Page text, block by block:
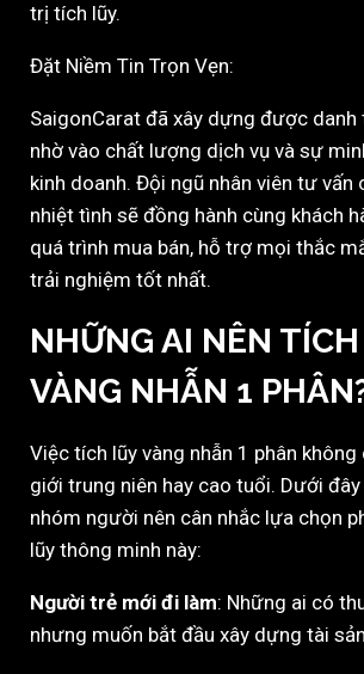
trị tích lũy.
Đặt Niềm Tin Trọn Vẹn:
SaigonCarat đã xây dựng được
nhờ vào chất lượng dịch vụ và sự
kinh doanh. Đội ngũ nhân viên tư vấn
nhiệt tình sẽ đồng hành cùng khách
quá trình mua bán, hỗ trợ mọi thắc
trải nghiệm tốt nhất.
NHỮNG AI NÊN
VÀNG NHẪN 1
Việc tích lũy vàng nhẫn 1 phân không
giới trung niên hay cao tuổi. Dưới
nhóm người nên cân nhắc lựa chọn
lũy thông minh này:
Người trẻ mới đi làm: Những ai có
nhưng muốn bắt đầu xây dựng tài